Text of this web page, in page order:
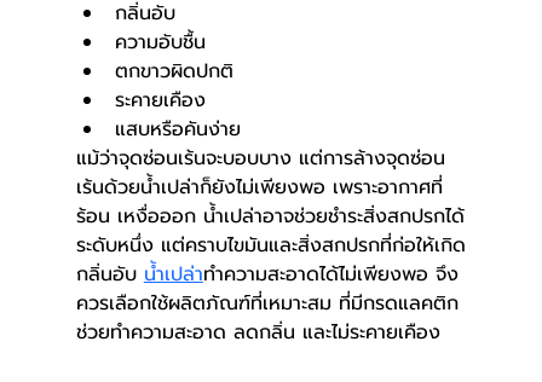
กลิ่นอับ
ความอับชื้น
ตกขาวผิดปกติ
ระคายเคือง
แสบหรือคันง่าย
แม้ว่าจุดซ่อนเร้นจะบอบบาง แต่การล้างจุดซ่อน
เร้นด้วยน้ำเปล่าก็ยังไม่เพียงพอ เพราะอากาศที่
ร้อน เหงื่อออก น้ำเปล่าอาจช่วยชำระสิ่งสกปรกได้
ระดับหนึ่ง แต่คราบไขมันและสิ่งสกปรกที่ก่อให้เกิด
กลิ่นอับ น้ำเปล่าทำความสะอาดได้ไม่เพียงพอ จึง
ควรเลือกใช้ผลิตภัณฑ์ที่เหมาะสม ที่มีกรดแลคติก
ช่วยทำความสะอาด ลดกลิ่น และไม่ระคายเคือง